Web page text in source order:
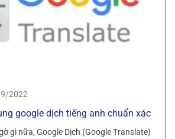
2022
google dịch tiếng anh chuẩn xác
gì nữa, Google Dịch (Google Translate)